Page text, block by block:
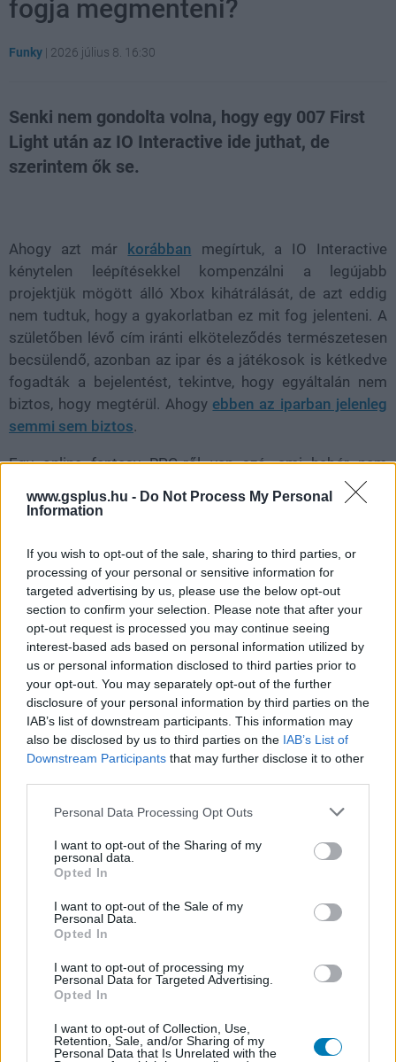
www.gsplus.hu - Do Not Process My Personal
Information
If you wish to opt-out of the sale, sharing to third parties, or
processing of your personal or sensitive information for
targeted advertising by us, please use the below opt-out
section to confirm your selection. Please note that after your
opt-out request is processed you may continue seeing
interest-based ads based on personal information utilized by
us or personal information disclosed to third parties prior to
your opt-out. You may separately opt-out of the further
disclosure of your personal information by third parties on the
IAB’s list of downstream participants. This information may
also be disclosed by us to third parties on the IAB’s List of
Downstream Participants that may further disclose it to other
Please note that this website/app uses one or more Google
not limited to your visit or usage behaviour. You may click to
grant or deny consent to Google and its third-party tags to
use your data for below specified purposes in below Google
consent section.
Personal Data Processing Opt Outs
I want to opt-out of the Sharing of my
personal data.
Opted In
I want to opt-out of the Sale of my
Personal Data.
Opted In
I want to opt-out of processing my
Personal Data for Targeted Advertising.
Opted In
I want to opt-out of Collection, Use,
Retention, Sale, and/or Sharing of my
Personal Data that Is Unrelated with the
fogja megmenteni?
Funky | 2026 július 8. 16:30
Senki nem gondolta volna, hogy egy 007 First
Light után az IO Interactive ide juthat, de
szerintem ők se.
Ahogy azt már korábban megírtuk, a IO Interactive
kénytelen leépítésekkel kompenzálni a legújabb
projektjük mögött álló Xbox kihátrálását, de azt eddig
nem tudtuk, hogy a gyakorlatban ez mit fog jelenteni. A
születőben lévő cím iránti elköteleződés természetesen
becsülendő, azonban az ipar és a játékosok is kétkedve
fogadták a bejelentést, tekintve, hogy egyáltalán nem
biztos, hogy megtérül. Ahogy ebben az iparban jelenleg
semmi sem biztos.
Egy online fantasy RPG-ről van szó, ami habár nem
tradicionális MMORPG, de még így is egy nagyon telített
piacra érkezik, egy olyan stúdiótól, ami eddig nagyrészt
jelenti, hogy az IO Interactive nem lenne képes csodát
tenni, hisz csináltak ők már Freedom Fighterst és egy
végtelenül aranyos Mini Ninjas című platformert is.
Ez a bejelentés nagyjából egy héttel ezelőtt volt, és
egészen mostanáig az IO is hallgatott. Egy újabb
posztot követően tájékoztatták a nagyérdeműt arról,
hogy továbbra is nagyon elhivatottak a Project Fantasy
iránt, valamint, hogy a Hitman - vagyegy esetleges újabb
Bond-kaland- jövőjét is szem előtt tartsák, bezárják az
isztambuli részlegüket.
Dear gaming community,
partnership on Project Fantasy, IOI has regained
full ownership of the project and our IP. We will
continue to develop and fund it independently
amongst our other projects. With this context, we
had to find a new…
— IO Interactive (@IOInteractive)July 7, 2026